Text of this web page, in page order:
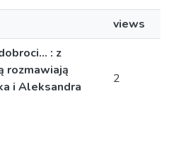
views
: z
rozmawiają
i Aleksandra
2